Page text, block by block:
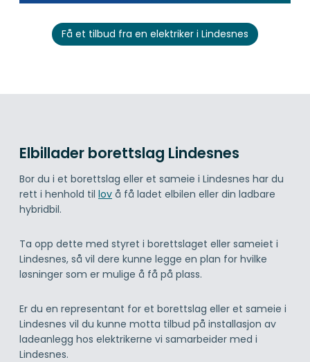
Få et tilbud fra en elektriker i Lindesnes
Elbillader borettslag Lindesnes
Bor du i et borettslag eller et sameie i Lindesnes har du
rett i henhold til lov å få ladet elbilen eller din ladbare
hybridbil.
Ta opp dette med styret i borettslaget eller sameiet i
Lindesnes, så vil dere kunne legge en plan for hvilke
løsninger som er mulige å få på plass.
Er du en representant for et borettslag eller et sameie i
Lindesnes vil du kunne motta tilbud på installasjon av
ladeanlegg hos elektrikerne vi samarbeider med i
Lindesnes.